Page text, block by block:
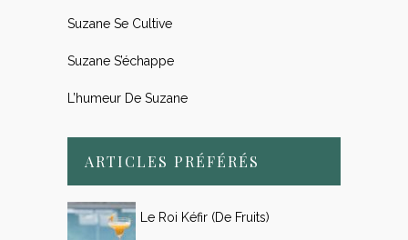
Suzane Se Cultive
Suzane S’échappe
L’humeur De Suzane
ARTICLES PRÉFÉRÉS
Le Roi Kéfir (de Fruits)